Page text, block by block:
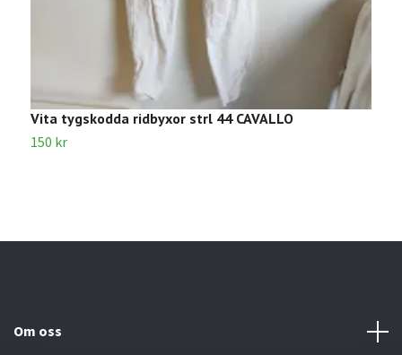
Vita tygskodda ridbyxor strl 44 CAVALLO
150 kr
Om oss